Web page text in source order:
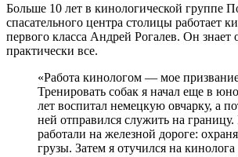
Больше 10 лет в кинологической группе
спасательного центра столицы работает
первого класса Андрей Рогалев. Он знает
практически все.
«Работа кинологом — мое
Тренировать собак я начал еще в
лет воспитал немецкую овчарку, а
ней отправился служить на
работали на железной дороге:
грузы. Затем я отучился на кинолога